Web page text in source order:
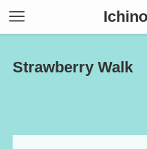
Strawberry Walk